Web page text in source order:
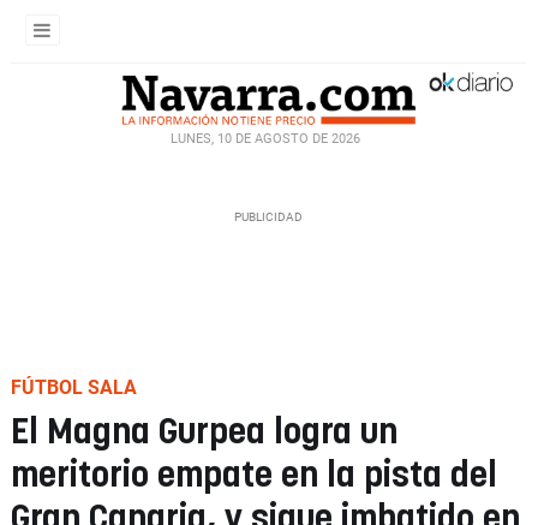
LUNES, 10 DE AGOSTO DE 2026
FÚTBOL SALA
El Magna Gurpea logra un
meritorio empate en la pista del